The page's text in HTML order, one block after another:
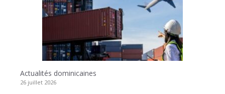
Actualités dominicaines
26 juillet 2026